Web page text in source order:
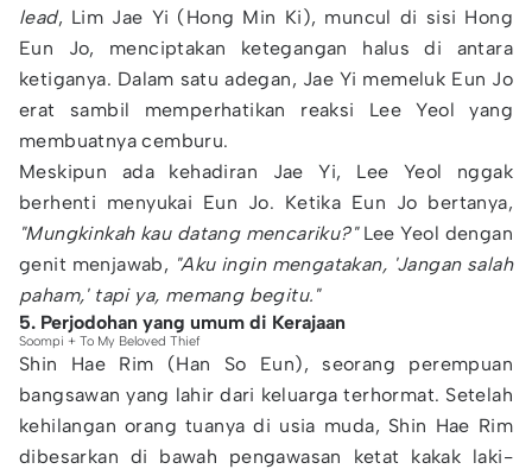
lead, Lim Jae Yi (Hong Min Ki), muncul di sisi Hong
Eun Jo, menciptakan ketegangan halus di antara
ketiganya. Dalam satu adegan, Jae Yi memeluk Eun Jo
erat sambil memperhatikan reaksi Lee Yeol yang
membuatnya cemburu.
Meskipun ada kehadiran Jae Yi, Lee Yeol nggak
berhenti menyukai Eun Jo. Ketika Eun Jo bertanya,
"Mungkinkah kau datang mencariku?" Lee Yeol dengan
genit menjawab, "Aku ingin mengatakan, 'Jangan salah
paham,' tapi ya, memang begitu."
5. Perjodohan yang umum di Kerajaan
Soompi + To My Beloved Thief
Shin Hae Rim (Han So Eun), seorang perempuan
bangsawan yang lahir dari keluarga terhormat. Setelah
kehilangan orang tuanya di usia muda, Shin Hae Rim
dibesarkan di bawah pengawasan ketat kakak laki-